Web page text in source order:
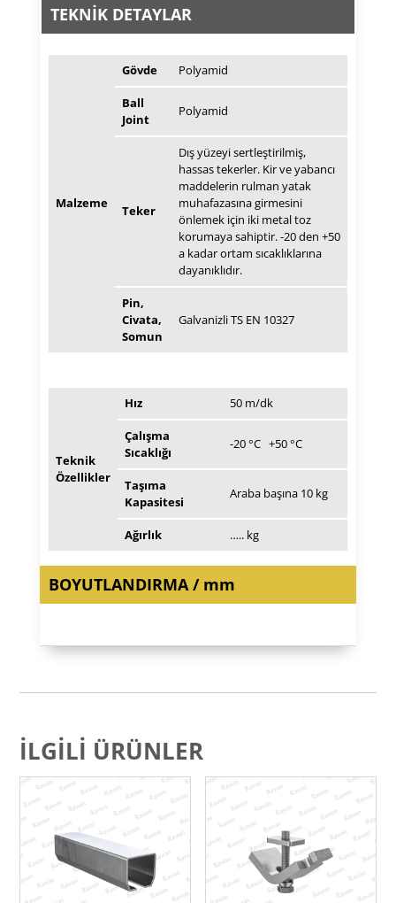
TEKNİK DETAYLAR
Malzeme
Gövde Polyamid
Ball
Joint
Polyamid
Teker
Dış yüzeyi sertleştirilmiş,
hassas tekerler. Kir ve yabancı
maddelerin rulman yatak
muhafazasına girmesini
önlemek için iki metal toz
korumaya sahiptir. -20 den +50
a kadar ortam sıcaklıklarına
dayanıklıdır.
Pin,
Civata,
Somun
Galvanizli TS EN 10327
Teknik
Özellikler
Hız 50 m/dk
Çalışma
Sıcaklığı
-20 °C +50 °C
Taşıma
Kapasitesi
Araba başına 10 kg
Ağırlık ….. kg
BOYUTLANDIRMA / mm
İLGILI ÜRÜNLER